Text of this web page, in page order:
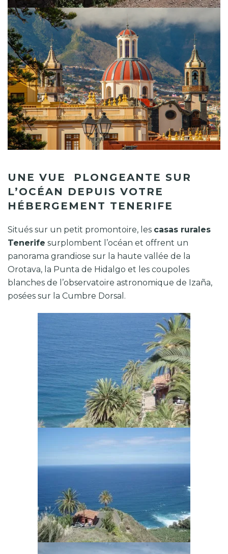
UNE VUE PLONGEANTE SUR
L’OCÉAN DEPUIS VOTRE
HÉBERGEMENT TENERIFE
Situés sur un petit promontoire, les casas rurales
Tenerife surplombent l’océan et offrent un
panorama grandiose sur la haute vallée de la
Orotava, la Punta de Hidalgo et les coupoles
blanches de l’observatoire astronomique de Izaña,
posées sur la Cumbre Dorsal.